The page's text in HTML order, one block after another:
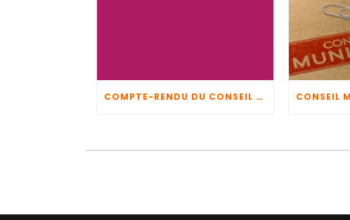
COMPTE-RENDU DU CONSEIL MUNICIPAL DU 5 JUIN 2026